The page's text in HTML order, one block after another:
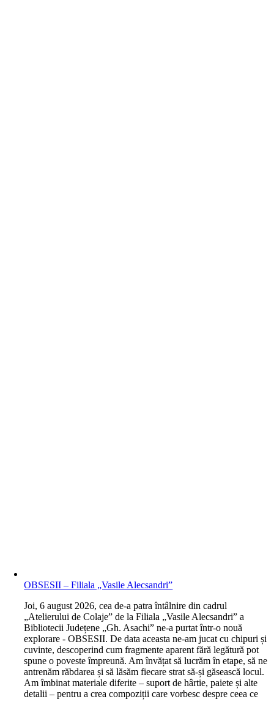
OBSESII – Filiala „Vasile Alecsandri”
Joi, 6 august 2026, cea de-a patra întâlnire din cadrul
„Atelierului de Colaje” de la Filiala „Vasile Alecsandri” a
Bibliotecii Județene „Gh. Asachi” ne-a purtat într-o nouă
explorare - OBSESII. De data aceasta ne-am jucat cu chipuri și
cuvinte, descoperind cum fragmente aparent fără legătură pot
spune o poveste împreună. Am învățat să lucrăm în etape, să ne
antrenăm răbdarea și să lăsăm fiecare strat să-și găsească locul.
Am îmbinat materiale diferite – suport de hârtie, paiete și alte
detalii – pentru a crea compoziții care vorbesc despre ceea ce